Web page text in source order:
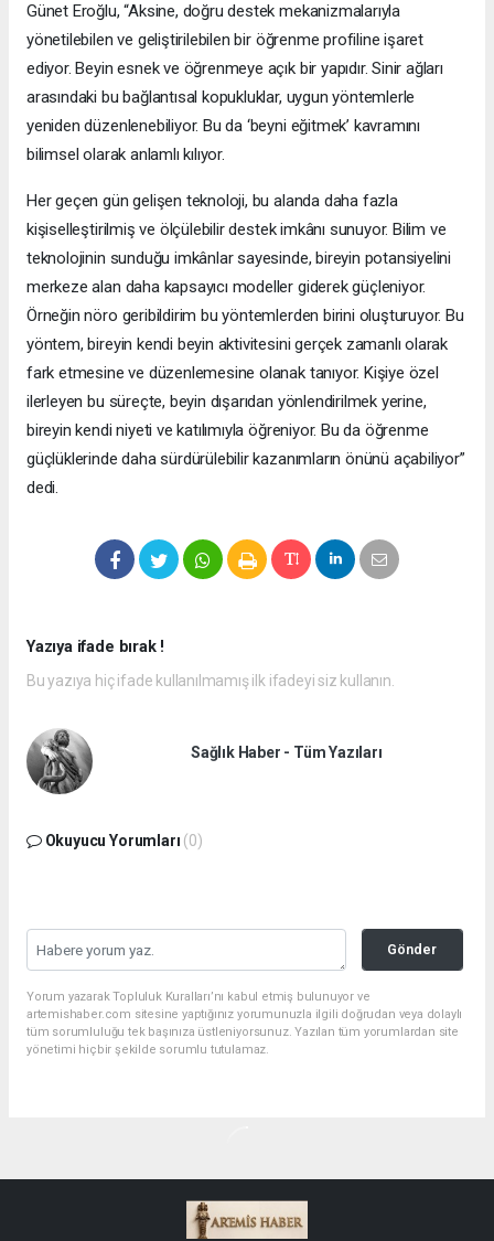
Günet Eroğlu, “Aksine, doğru destek mekanizmalarıyla
yönetilebilen ve geliştirilebilen bir öğrenme profiline işaret
ediyor. Beyin esnek ve öğrenmeye açık bir yapıdır. Sinir ağları
arasındaki bu bağlantısal kopukluklar, uygun yöntemlerle
yeniden düzenlenebiliyor. Bu da ‘beyni eğitmek’ kavramını
bilimsel olarak anlamlı kılıyor.
Her geçen gün gelişen teknoloji, bu alanda daha fazla
kişiselleştirilmiş ve ölçülebilir destek imkânı sunuyor. Bilim ve
teknolojinin sunduğu imkânlar sayesinde, bireyin potansiyelini
merkeze alan daha kapsayıcı modeller giderek güçleniyor.
Örneğin nöro geribildirim bu yöntemlerden birini oluşturuyor. Bu
yöntem, bireyin kendi beyin aktivitesini gerçek zamanlı olarak
fark etmesine ve düzenlemesine olanak tanıyor. Kişiye özel
ilerleyen bu süreçte, beyin dışarıdan yönlendirilmek yerine,
bireyin kendi niyeti ve katılımıyla öğreniyor. Bu da öğrenme
güçlüklerinde daha sürdürülebilir kazanımların önünü açabiliyor”
dedi.
Yazıya ifade bırak !
Bu yazıya hiç ifade kullanılmamış ilk ifadeyi siz kullanın.
Sağlık Haber - Tüm Yazıları
Okuyucu Yorumları (0)
Gönder
Yorum yazarak Topluluk Kuralları’nı kabul etmiş bulunuyor ve
artemishaber.com sitesine yaptığınız yorumunuzla ilgili doğrudan veya dolaylı
tüm sorumluluğu tek başınıza üstleniyorsunuz. Yazılan tüm yorumlardan site
yönetimi hiçbir şekilde sorumlu tutulamaz.